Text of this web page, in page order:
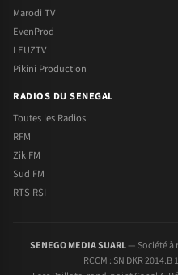
Marodi TV
EvenProd
LEUZTV
Pikini Production
RADIOS DU SENEGAL
Toutes les Radios
RFM
Zik FM
Sud FM
RTS RSI
SENEGO MEDIA SUARL— Société à
RCCM : SN DKR 2014.B